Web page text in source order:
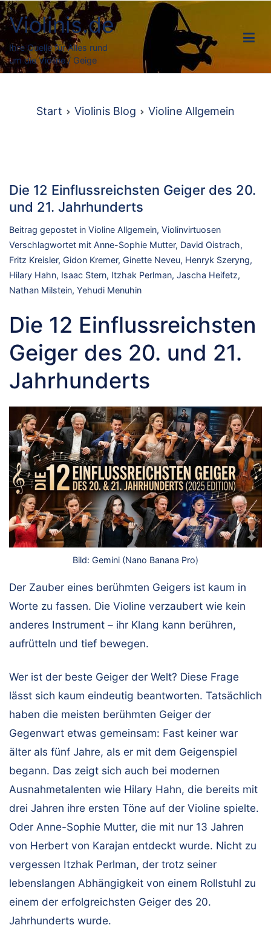
Zum
Inhalt
springen
Violinis.de
Ihre Quelle für Alles rund
um die Violine / Geige
Start Violinis Blog Violine Allgemein
Die 12 Einflussreichsten Geiger des 20.
und 21. Jahrhunderts
Beitrag gepostet in Violine Allgemein, Violinvirtuosen
Verschlagwortet mit Anne-Sophie Mutter, David Oistrach,
Fritz Kreisler, Gidon Kremer, Ginette Neveu, Henryk Szeryng,
Hilary Hahn, Isaac Stern, Itzhak Perlman, Jascha Heifetz,
Nathan Milstein, Yehudi Menuhin
Die 12 Einflussreichsten
Geiger des 20. und 21.
Jahrhunderts
Bild: Gemini (Nano Banana Pro)
Der Zauber eines berühmten Geigers ist kaum in
Worte zu fassen. Die Violine verzaubert wie kein
anderes Instrument – ihr Klang kann berühren,
aufrütteln und tief bewegen.
Wer ist der beste Geiger der Welt? Diese Frage
lässt sich kaum eindeutig beantworten. Tatsächlich
haben die meisten berühmten Geiger der
Gegenwart etwas gemeinsam: Fast keiner war
älter als fünf Jahre, als er mit dem Geigenspiel
begann. Das zeigt sich auch bei modernen
Ausnahmetalenten wie Hilary Hahn, die bereits mit
drei Jahren ihre ersten Töne auf der Violine spielte.
Oder Anne-Sophie Mutter, die mit nur 13 Jahren
von Herbert von Karajan entdeckt wurde. Nicht zu
vergessen Itzhak Perlman, der trotz seiner
lebenslangen Abhängigkeit von einem Rollstuhl zu
einem der erfolgreichsten Geiger des 20.
Jahrhunderts wurde.